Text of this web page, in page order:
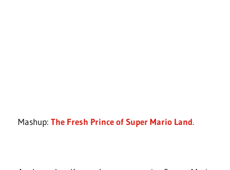
Mashup: The Fresh Prince of Super Mario Land.